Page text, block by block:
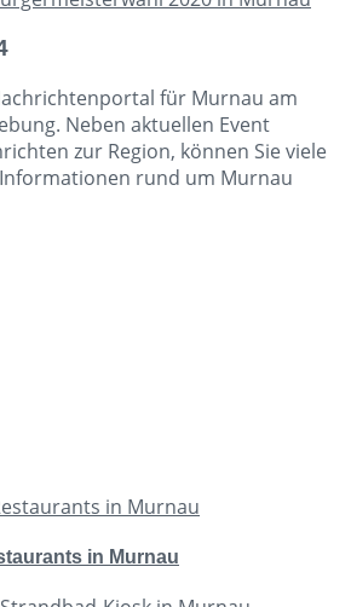
für Murnau am
Neben aktuellen Event
zur Region, können Sie viele
rund um Murnau
in Murnau